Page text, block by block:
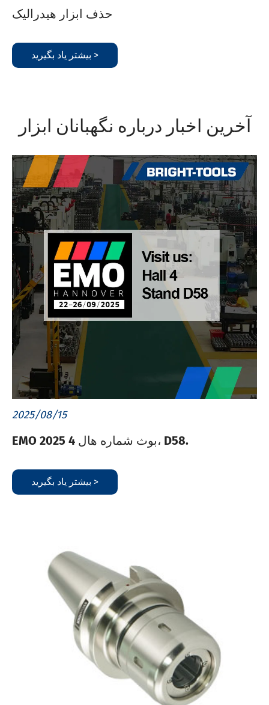
حذف ابزار هيدراليک
بیشتر یاد بگیرید >
آخرین اخبار درباره نگهبانان ابزار
2025/08/15
EMO 2025 بوث شماره هال 4، D58.
بیشتر یاد بگیرید >